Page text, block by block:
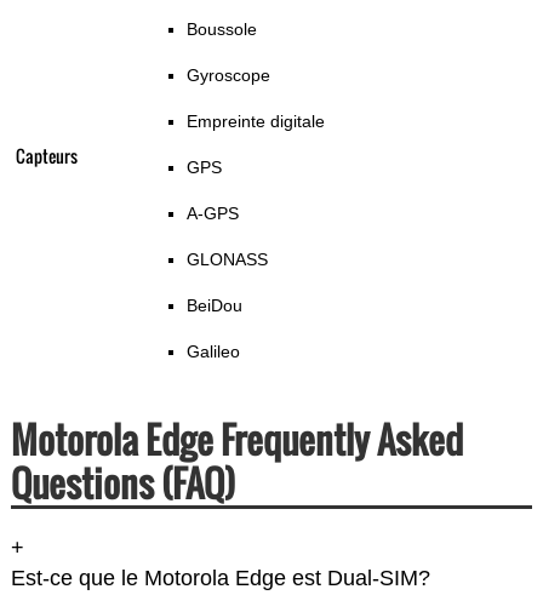
Capteurs
Boussole
Gyroscope
Empreinte digitale
GPS
A-GPS
GLONASS
BeiDou
Galileo
Motorola Edge Frequently Asked
Questions (FAQ)
+
Est-ce que le Motorola Edge est Dual-SIM?